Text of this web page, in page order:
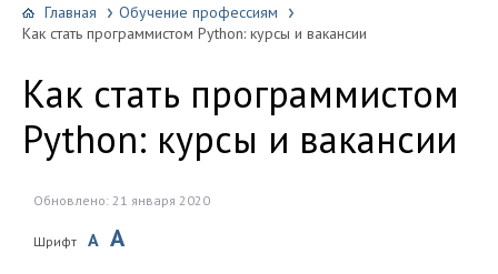
Главная
Обучение профессиям
Как стать программистом Python: курсы и вакансии
Как стать программистом
Python: курсы и вакансии
Обновлено: 21 января 2020
Шрифт A A